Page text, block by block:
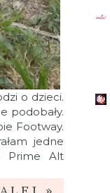
o dzieci.
podobały.
Footway.
jedne
Prime Alt